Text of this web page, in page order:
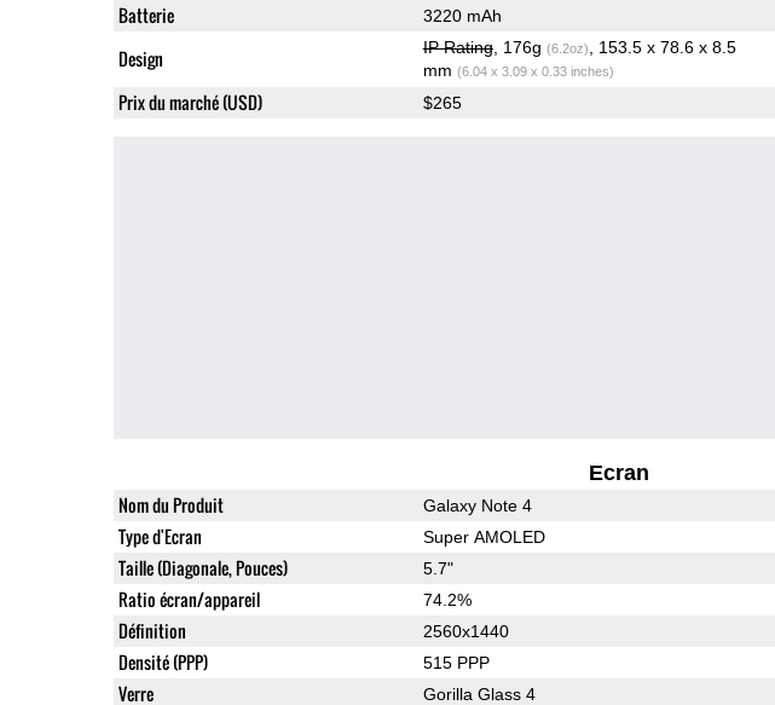
Batterie 3220 mAh
Design IP Rating, 176g (6.2oz)
, 153.5 x 78.6 x 8.5
mm (6.04 x 3.09 x 0.33 inches)
Prix du marché (USD) $265
Ecran
Nom du Produit Galaxy Note 4
Type d'Ecran Super AMOLED
Taille (Diagonale, Pouces) 5.7"
Ratio écran/appareil 74.2%
Définition 2560x1440
Densité (PPP) 515 PPP
Verre Gorilla Glass 4